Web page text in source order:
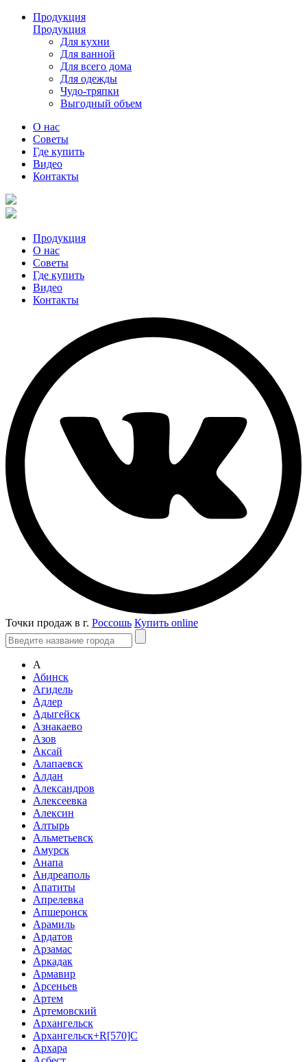
Продукция
Продукция
Для кухни
Для ванной
Для всего дома
Для одежды
Чудо-тряпки
Выгодный объем
О нас
Советы
Где купить
Видео
Контакты
Продукция
О нас
Советы
Где купить
Видео
Контакты
Точки продаж в г. Россошь Купить online
А
Абинск
Агидель
Адлер
Адыгейск
Азнакаево
Азов
Аксай
Алапаевск
Алдан
Александров
Алексеевка
Алексин
Алтырь
Альметьевск
Амурск
Анапа
Андреаполь
Апатиты
Апрелевка
Апшеронск
Арамиль
Ардатов
Арзамас
Аркадак
Армавир
Арсеньев
Артем
Артемовский
Архангельск
Архангельск+R[570]C
Архара